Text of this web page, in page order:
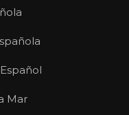
Mar